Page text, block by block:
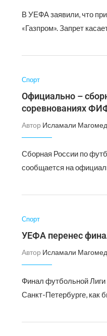
В УЕФА заявили, что
«Газпром». Запрет
Спорт
Официально –
соревнованиях
Автор Исламали
Сборная России по
сообщается на
Спорт
УЕФА перенес
Автор Исламали
Финал футбольной
Санкт-Петербурге, как